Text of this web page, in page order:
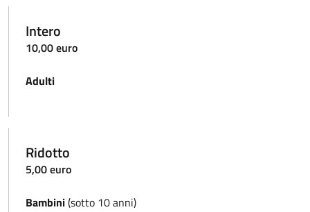
Intero
10,00 euro
Adulti
Ridotto
5,00 euro
Bambini(sotto 10 anni)